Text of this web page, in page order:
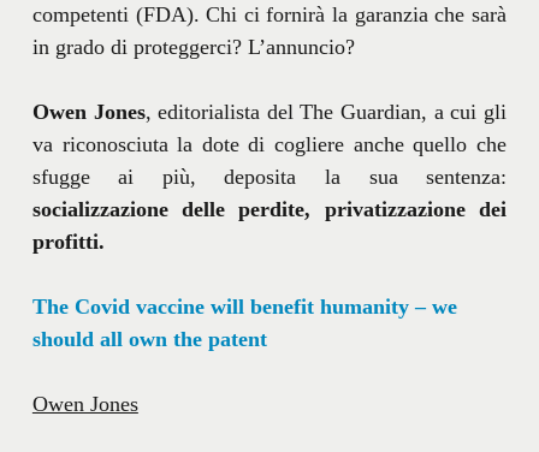
competenti (FDA). Chi ci fornirà la garanzia che sarà
in grado di proteggerci? L’annuncio?
Owen Jones, editorialista del The Guardian, a cui gli
va riconosciuta la dote di cogliere anche quello che
sfugge ai più, deposita la sua sentenza:
socializzazione delle perdite, privatizzazione dei
profitti.
The Covid vaccine will benefit humanity – we
should all own the patent
Owen Jones